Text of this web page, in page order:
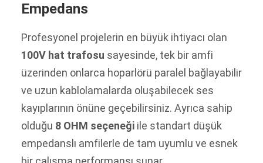
Empedans
Profesyonel projelerin en büyük ihtiyacı olan
100V hat trafosu sayesinde, tek bir amfi
üzerinden onlarca hoparlörü paralel bağlayabilir
ve uzun kablolamalarda oluşabilecek ses
kayıplarının önüne geçebilirsiniz. Ayrıca sahip
olduğu 8 OHM seçeneği ile standart düşük
empedanslı amfilerle de tam uyumlu ve esnek